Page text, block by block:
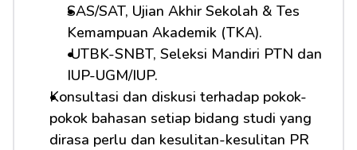
SAS/SAT, Ujian Akhir Sekolah & Tes
Kemampuan Akademik (TKA).
UTBK-SNBT, Seleksi Mandiri PTN dan
IUP-UGM/IUP.
Konsultasi dan diskusi terhadap pokok-
pokok bahasan setiap bidang studi yang
dirasa perlu dan kesulitan-kesulitan PR